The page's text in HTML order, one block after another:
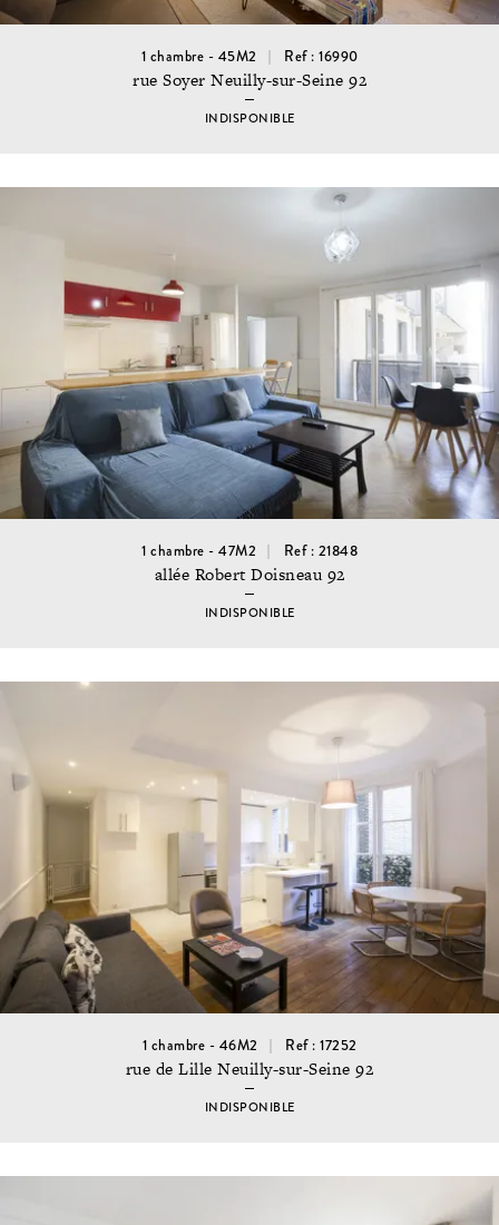
1 chambre - 45M2 Ref : 16990
rue Soyer Neuilly-sur-Seine 92
INDISPONIBLE
1 chambre - 47M2 Ref : 21848
allée Robert Doisneau 92
INDISPONIBLE
1 chambre - 46M2 Ref : 17252
rue de Lille Neuilly-sur-Seine 92
INDISPONIBLE